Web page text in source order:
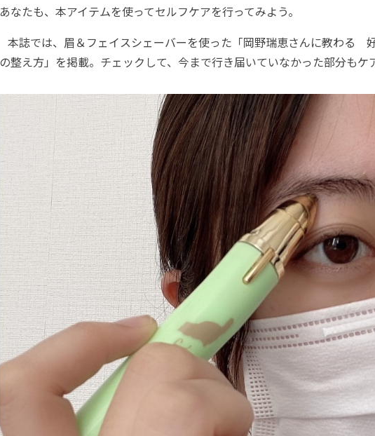
あなたも、本アイテムを使ってセルフケアを行ってみよう。
本誌では、眉＆フェイスシェーバーを使った「岡野瑞恵さんに教わる
の整え方」を掲載。チェックして、今まで行き届いていなかった部分もケ